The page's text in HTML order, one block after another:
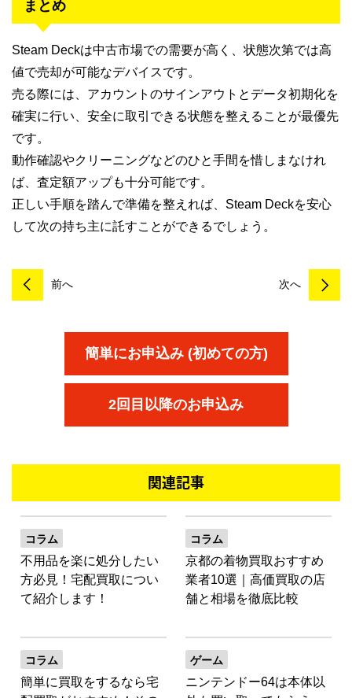
まとめ
Steam Deckは中古市場での需要が高く、状態次第では高
値で売却が可能なデバイスです。
売る際には、アカウントのサインアウトとデータ初期化を
確実に行い、安全に取引できる状態を整えることが最優先
です。
動作確認やクリーニングなどのひと手間を惜しまなけれ
ば、査定額アップも十分可能です。
正しい手順を踏んで準備を整えれば、Steam Deckを安心
して次の持ち主に託すことができるでしょう。
前へ 次へ
簡単にお申込み (初めての方)
2回目以降のお申込み
関連記事
コラム
不用品を楽に処分したい
方必見！宅配買取につい
て紹介します！
コラム
京都の着物買取おすすめ
業者10選｜高価買取の店
舗と相場を徹底比較
コラム
簡単に買取をするなら宅
ゲーム
ニンテンドー64は本体以